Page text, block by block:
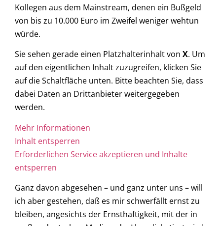
Kollegen aus dem Mainstream, denen ein Bußgeld
von bis zu 10.000 Euro im Zweifel weniger wehtun
würde.
Sie sehen gerade einen Platzhalterinhalt von X. Um
auf den eigentlichen Inhalt zuzugreifen, klicken Sie
auf die Schaltfläche unten. Bitte beachten Sie, dass
dabei Daten an Drittanbieter weitergegeben
werden.
Mehr Informationen
Inhalt entsperren
Erforderlichen Service akzeptieren und Inhalte
entsperren
Ganz davon abgesehen – und ganz unter uns – will
ich aber gestehen, daß es mir schwerfällt ernst zu
bleiben, angesichts der Ernsthaftigkeit, mit der in